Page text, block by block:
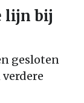
lijn bij
gesloten